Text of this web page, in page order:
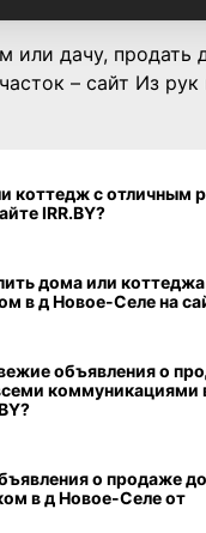
или дачу, продать
– сайт Из
ремонтом в
IRR.BY?
дома или коттеджа с
в д Новое-Селе на
объявления о
о продаже
в д Новое-Селе от